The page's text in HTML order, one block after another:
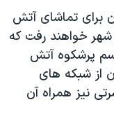
برای تماشای آتش
شهر خواهند رفت که
پرشکوه آتش
از شبکه های
نیز همراه آن